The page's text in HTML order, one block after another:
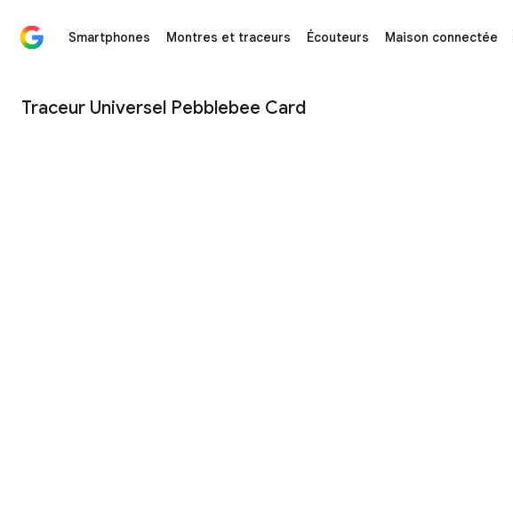
Smartphones Montres et traceurs Écouteurs Maison connectée
Traceur Card Universal Pebblebee – Google Store
Traceur Universel Pebblebee Card